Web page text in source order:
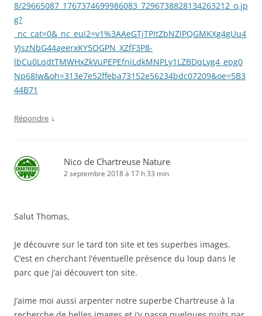
8/29665087_1767374699986083_7296738828134263212_o.jp
g?
_nc_cat=0&_nc_eui2=v1%3AAeGTjTPItZbNZlPQGMKXg4gUu4
VJszNbG44aeerxKY5OGPN_XZfF3P8-
lbCu0LqdtTMWHxZkVuPEPEfniLdkMNPLy1LZBDqLvg4_epg0
Np68Iw&oh=313e7e52ffeba73152e56234bdc07209&oe=5B3
44B71
Répondre ↓
Nico de Chartreuse Nature
2 septembre 2018 à 17 h 33 min
Salut Thomas,
Je découvre sur le tard ton site et tes superbes images.
C’est en cherchant l’éventuelle présence du loup dans le
parc que j’ai découvert ton site.
J’aime moi aussi arpenter notre superbe Chartreuse à la